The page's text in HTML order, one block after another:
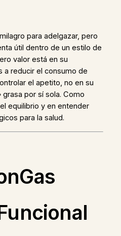
para adelgazar, pero
útil dentro de un estilo de
valor está en su
a reducir el consumo de
el apetito, no en su
por sí sola. Como
equilibrio y en entender
para la salud.